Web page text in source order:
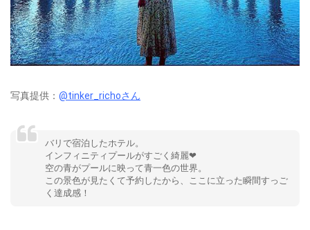
写真提供： @tinker_richoさん
バリで宿泊したホテル。
インフィニティプールがすごく綺麗❤︎
空の青がプールに映って青一色の世界。
この景色が見たくて予約したから、ここに立った瞬間すっご
く達成感！